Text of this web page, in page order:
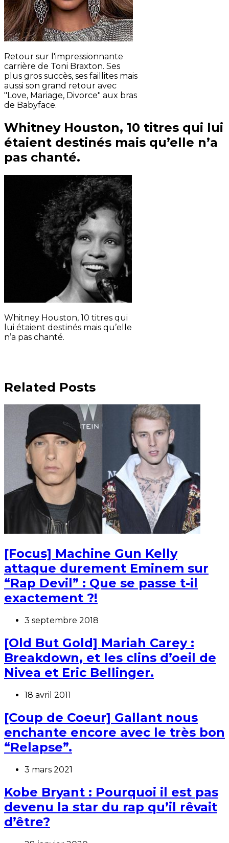
Retour sur l'impressionnante
carrière de Toni Braxton. Ses
plus gros succès, ses faillites mais
aussi son grand retour avec
"Love, Mariage, Divorce" aux bras
de Babyface.
Whitney Houston, 10 titres qui lui
étaient destinés mais qu’elle n’a
pas chanté.
Whitney Houston, 10 titres qui
lui étaient destinés mais qu’elle
n’a pas chanté.
Related Posts
[Focus] Machine Gun Kelly
attaque durement Eminem sur
“Rap Devil” : Que se passe t-il
exactement ?!
3 septembre 2018
[Old But Gold] Mariah Carey :
Breakdown, et les clins d’oeil de
Nivea et Eric Bellinger.
18 avril 2011
[Coup de Coeur] Gallant nous
enchante encore avec le très bon
“Relapse”.
3 mars 2021
Kobe Bryant : Pourquoi il est pas
devenu la star du rap qu’il rêvait
d’être?